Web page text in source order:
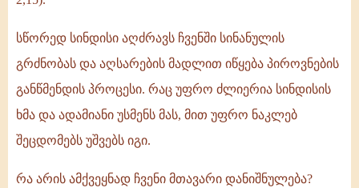
სწორედ სინდისი აღძრავს ჩვენში სინანულის
გრძნობას და აღსარების მადლით იწყება პიროვნების
განწმენდის პროცესი. რაც უფრო ძლიერია სინდისის
ხმა და ადამიანი უსმენს მას, მით უფრო ნაკლებ
შეცდომებს უშვებს იგი.
რა არის ამქვეყნად ჩვენი მთავარი დანიშნულება?